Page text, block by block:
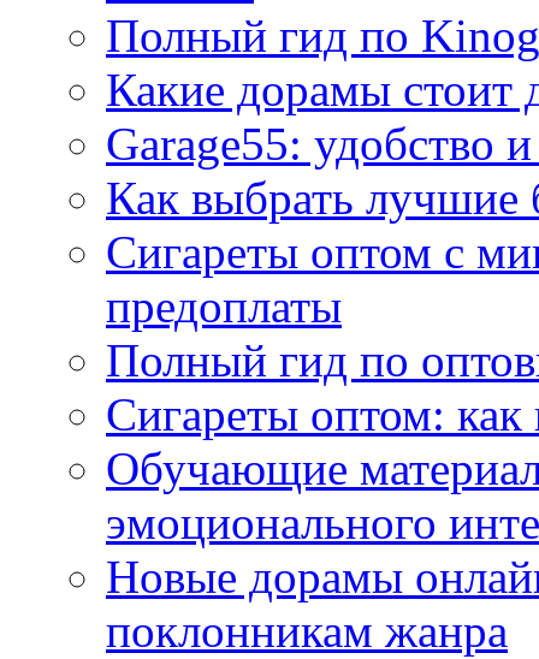
Полный гид по
Какие дорамы стоит
Garage55: удобство
Как выбрать
Сигареты оптом с
предоплаты
Полный гид по
Сигареты оптом:
Обучающие
эмоционального
Новые дорамы
поклонникам жанра